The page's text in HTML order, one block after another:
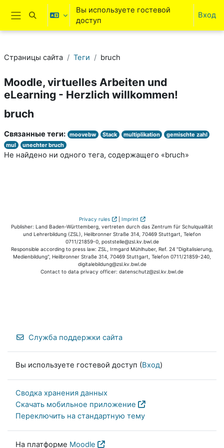
Перейти к основному содержанию
Боковая панель
Изменить данные поисковой строки
Вы используете гостевой
доступ
Вход
Страницы сайта Теги bruch
Moodle, virtuelles Arbeiten und
eLearning - Herzlich willkommen!
bruch
Связанные теги: moovebw Stack multiplikation
gemischte zahl
mul
unechter bruch
Не найдено ни одного тега, содержащего «bruch»
Privacy rules | Imprint
Publisher: Land Baden-Württemberg, vertreten durch das Zentrum für Schulqualität
und Lehrerbildung (ZSL), Heilbronner Straße 314, 70469 Stuttgart, Telefon
0711/21859-0, poststelle@zsl.kv.bwl.de
Responsible according to press law: ZSL, Irmgard Mühlhuber, Ref. 24 "Digitalisierung,
Medienbildung", Heilbronner Straße 314, 70469 Stuttgart, Telefon 0711/21859-240,
digitalebildung@zsl.kv.bwl.de
Contact to data privacy officer: datenschutz@zsl.kv.bwl.de
Служба поддержки сайта
Вы используете гостевой доступ (Вход)
Сводка хранения данных
Скачать мобильное приложение
Переключить на стандартную тему
На платформе Moodle